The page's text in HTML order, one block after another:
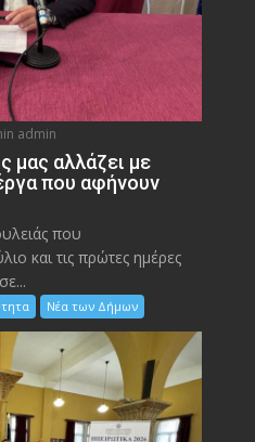
admin
μας αλλάζει με
που αφήνουν
που
και τις πρώτες ημέρες
Νέα των Δήμων